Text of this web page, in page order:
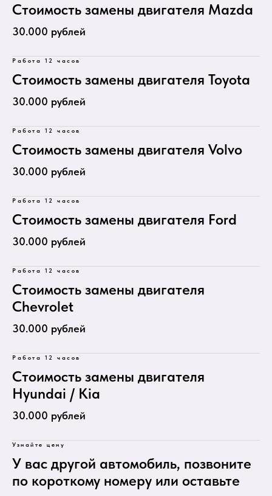
Стоимость замены двигателя Mazda
30.000 рублей
Работа 12 часов
Стоимость замены двигателя Toyota
30.000 рублей
Работа 12 часов
Стоимость замены двигателя Volvo
30.000 рублей
Работа 12 часов
Стоимость замены двигателя Ford
30.000 рублей
Работа 12 часов
Стоимость замены двигателя
Chevrolet
30.000 рублей
Работа 12 часов
Стоимость замены двигателя
Hyundai / Kia
30.000 рублей
Узнайте цену
У вас другой автомобиль, позвоните
по короткому номеру или оставьте